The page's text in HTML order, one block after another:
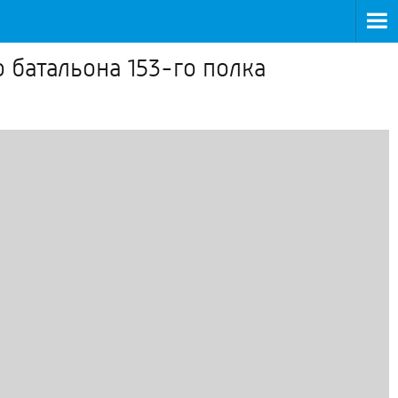
153-го полка